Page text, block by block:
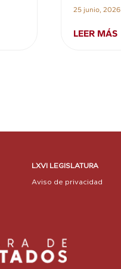
25 junio, 2026
LEER MÁS
LXVI LEGISLATURA
Aviso de privacidad